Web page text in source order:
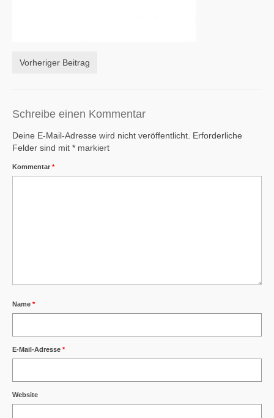
Vorheriger Beitrag
Schreibe einen Kommentar
Deine E-Mail-Adresse wird nicht veröffentlicht. Erforderliche
Felder sind mit * markiert
Kommentar *
Name *
E-Mail-Adresse *
Website